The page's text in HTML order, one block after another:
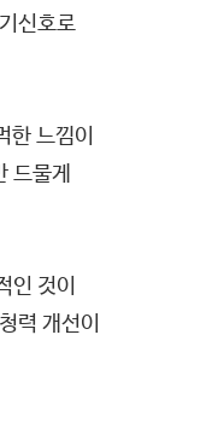
신호로
느낌이
드물게
인 것이
력 개선이